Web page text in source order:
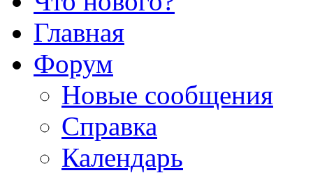
Главная
Форум
Новые сообщения
Справка
Календарь